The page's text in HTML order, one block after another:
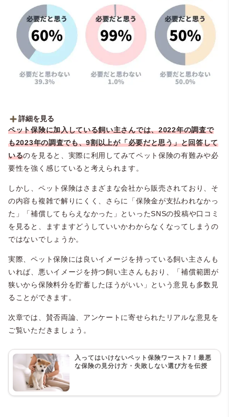
詳細を見る
【加入していない：224人】
・必要だと思う：60.7％（136人）
・必要だと思わない：39.3％（88人）
【加入している：204人】
・必要だと思わない：1.0%（2人）
【加入していたがやめた：34人】
・必要だと思わない：50.0％（17人）
ペット保険に加入している飼い主さんでは、2022年の調査で
も2023年の調査でも、9割以上が「必要だと思う」と回答して
いるのを見ると、実際に利用してみてペット保険の有難みや必
要性を強く感じていると考えられます。
しかし、ペット保険はさまざまな会社から販売されており、そ
の内容も複雑で解りにくく、さらに「保険金が支払われなかっ
た」「補償してもらえなかった」といったSNSの投稿や口コミ
を見ると、ますますどうしていいかわからなくなってしまうの
ではないでしょうか。
実際、ペット保険には良いイメージを持っている飼い主さんも
いれば、悪いイメージを持つ飼い主さんもおり、「補償範囲が
狭いから保険料分を貯蓄したほうがいい」という意見も多数見
ることができます。
次章では、賛否両論、アンケートに寄せられたリアルな意見を
ご覧いただきましょう。
入ってはいけないペット保険ワースト7！最悪
な保険の見分け方・失敗しない選び方を伝授